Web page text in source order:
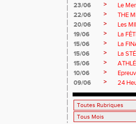
23/06
>
Le
22/06
>
THE
20/06
>
Les
19/06
>
La
15/06
>
La
15/06
>
La
15/06
>
10/06
>
09/06
> 24